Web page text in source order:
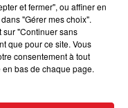
et fermer", ou affiner en
"Gérer mes choix".
sur "Continuer sans
que pour ce site. Vous
consentement à tout
bas de chaque page.